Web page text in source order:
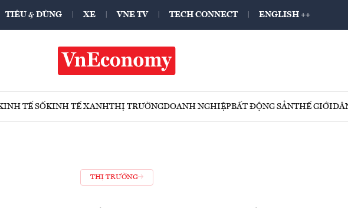
TIÊU & DÙNG XE VNE TV TECH CONNECT ENGLISH ++
TẾ SỐKINH TẾ XANHTHỊ TRƯỜNGDOANH NGHIỆPBẤT ĐỘNG SẢNTHẾ GIỚI
THỊ TRƯỜNG